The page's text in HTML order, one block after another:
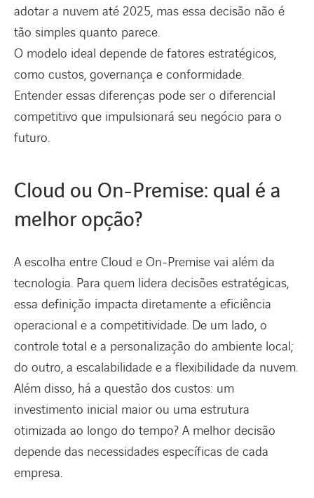
adotar a nuvem até 2025, mas essa decisão não é
tão simples quanto parece.
O modelo ideal depende de fatores estratégicos,
como custos, governança e conformidade.
Entender essas diferenças pode ser o diferencial
competitivo que impulsionará seu negócio para o
futuro.
Cloud ou On-Premise: qual é a
melhor opção?
A escolha entre Cloud e On-Premise vai além da
tecnologia. Para quem lidera decisões estratégicas,
essa definição impacta diretamente a eficiência
operacional e a competitividade. De um lado, o
controle total e a personalização do ambiente local;
do outro, a escalabilidade e a flexibilidade da nuvem.
Além disso, há a questão dos custos: um
investimento inicial maior ou uma estrutura
otimizada ao longo do tempo? A melhor decisão
depende das necessidades específicas de cada
empresa.